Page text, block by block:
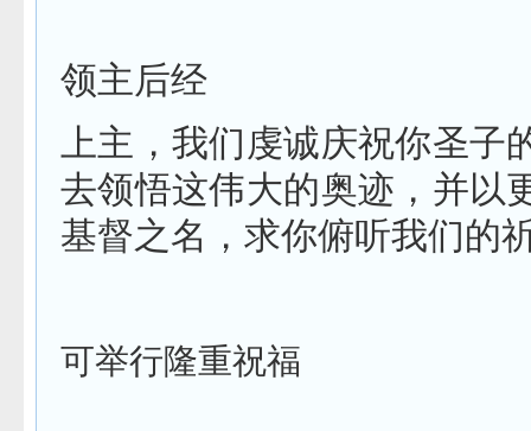
领主后经
上主，我们虔诚庆祝你圣
去领悟这伟大的奥迹，并以
基督之名，求你俯听我们的
可举行隆重祝福